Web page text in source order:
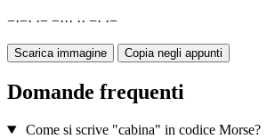
−·−· ·− −··· ·· −· ·−
Scarica immagine Copia negli appunti
Domande frequenti
Come si scrive "cabina" in codice Morse?